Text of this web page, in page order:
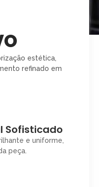
estética,
refinado em
Sofisticado
e uniforme,
peça.